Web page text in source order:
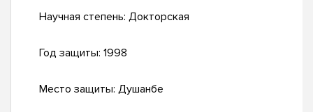
Научная степень: Докторская
Год защиты: 1998
Место защиты: Душанбе